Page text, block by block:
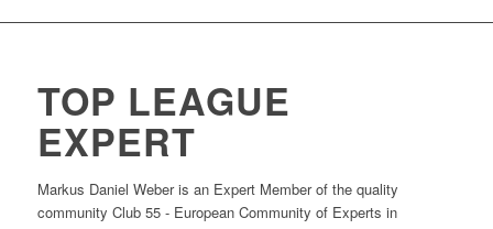
TOP LEAGUE
EXPERT
Markus Daniel Weber is an Expert Member of the quality
community Club 55 - European Community of Experts in